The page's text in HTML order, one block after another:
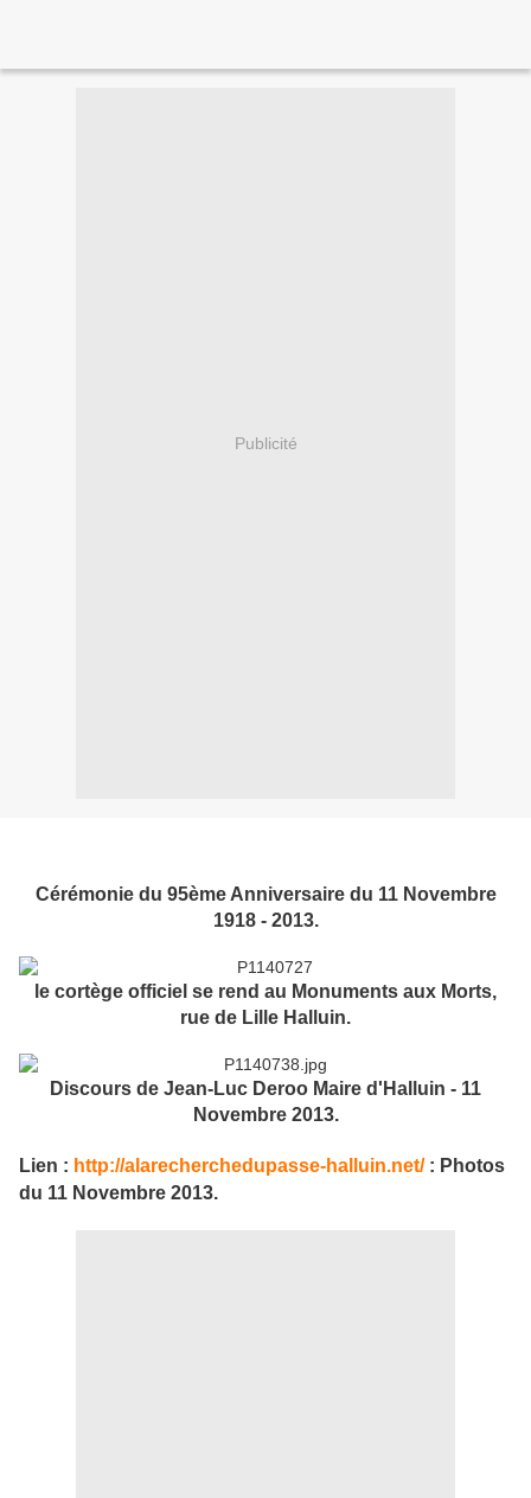
Publicité
Cérémonie du 95ème Anniversaire du 11 Novembre
1918 - 2013.
le cortège officiel se rend au Monuments aux Morts,
rue de Lille Halluin.
Discours de Jean-Luc Deroo Maire d'Halluin - 11
Novembre 2013.
Lien : http://alarecherchedupasse-halluin.net/: Photos
du 11 Novembre 2013.